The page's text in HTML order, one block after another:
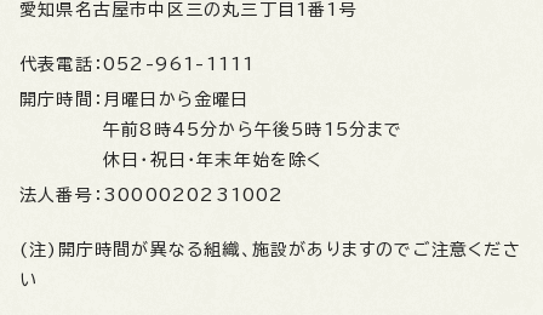
愛知県名古屋市中区三の丸三丁目1番1号
代表電話： 052-961-1111
開庁時間： 月曜日から金曜日
午前8時45分から午後5時15分まで
休日・祝日・年末年始を除く
法人番号： 3000020231002
(注)開庁時間が異なる組織、施設がありますのでご注意くださ
い